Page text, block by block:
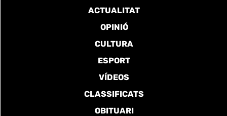
ACTUALITAT
OPINIÓ
CULTURA
ESPORT
VÍDEOS
CLASSIFICATS
OBITUARI